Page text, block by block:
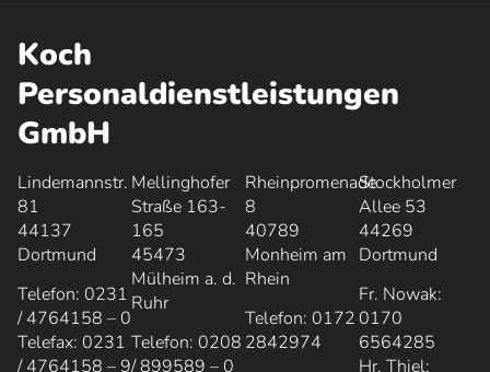
Koch
Personaldienstleistungen
GmbH
Lindemannstr.
81
44137
Dortmund
Telefon: 0231
/ 4764158 – 0
Telefax: 0231
/ 4764158 – 9
Mellinghofer
Straße 163-
165
45473
Mülheim a. d.
Ruhr
Telefon: 0208
/ 899589 – 0
Rheinpromenade
8
40789
Monheim am
Rhein
Telefon: 0172
2842974
Stockholmer
Allee 53
44269
Dortmund
Fr. Nowak:
0170
6564285
Hr. Thiel: